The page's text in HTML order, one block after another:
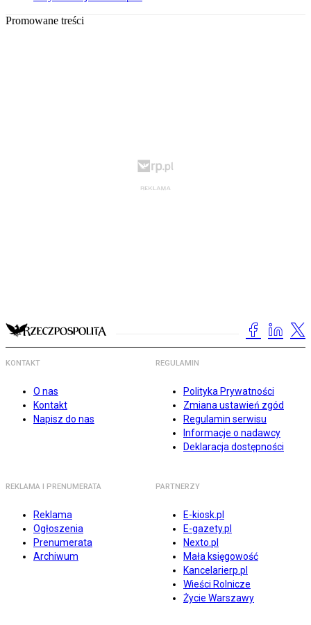
Promowane treści
KONTAKT
O nas
Kontakt
Napisz do nas
REGULAMIN
Polityka Prywatności
Zmiana ustawień zgód
Regulamin serwisu
Informacje o nadawcy
Deklaracja dostępności
REKLAMA I PRENUMERATA
Reklama
Ogłoszenia
Prenumerata
Archiwum
PARTNERZY
E-kiosk.pl
E-gazety.pl
Nexto.pl
Mała księgowość
Kancelarierp.pl
Wieści Rolnicze
Życie Warszawy